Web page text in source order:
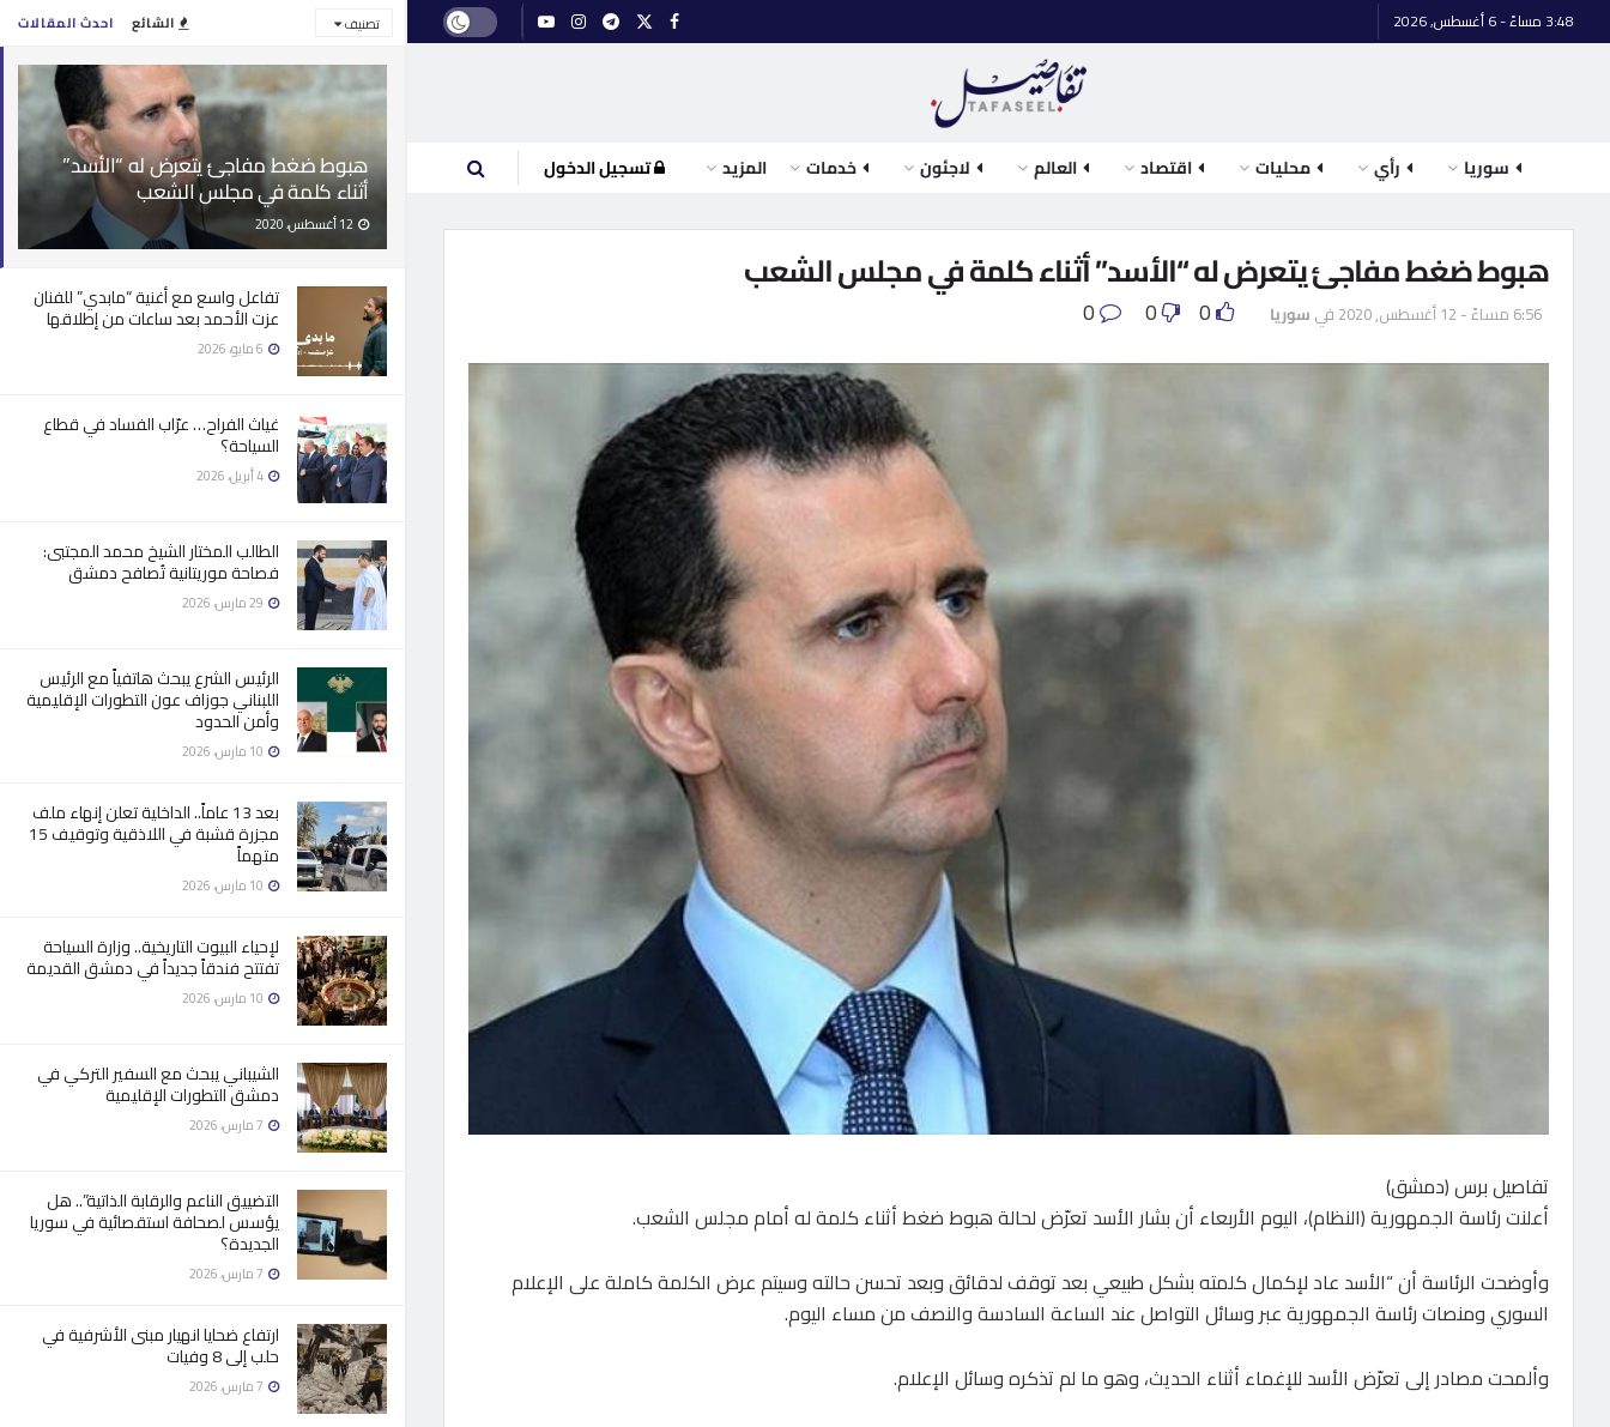
احدث المقالات الشائع تصنيف
هبوط ضغط مفاجئ يتعرض له “الأسد”
أثناء كلمة في مجلس الشعب
تفاعل واسع مع أغنية “مابدي” للفنان
عزت الأحمد بعد ساعات من إطلاقها
غياث الفراح… عرّاب الفساد في قطاع
السياحة؟
الطالب المختار الشيخ محمد المجتبى:
فصاحة موريتانية تُصافح دمشق
الرئيس الشرع يبحث هاتفياً مع الرئيس
اللبناني جوزاف عون التطورات الإقليمية
وأمن الحدود
بعد 13 عاماً.. الداخلية تعلن إنهاء ملف
مجزرة قشبة في اللاذقية وتوقيف 15
متهماً
لإحياء البيوت التاريخية.. وزارة السياحة
تفتتح فندقاً جديداً في دمشق القديمة
الشيباني يبحث مع السفير التركي في
دمشق التطورات الإقليمية
التضييق الناعم والرقابة الذاتية”.. هل
يؤسس لصحافة استقصائية في سوريا
الجديدة؟
ارتفاع ضحايا انهيار مبنى الأشرفية في
حلب إلى 8 وفيات
3:48 مساءً - 6 أغسطس, 2026
سوريا رأي محليات اقتصاد العالم لاجئون خدمات المزيد تسجيل الدخول
هبوط ضغط مفاجئ يتعرض له “الأسد” أثناء كلمة في مجلس الشعب
6:56 مساءً - 12 أغسطس, 2020 في سوريا 0
0
تفاصيل برس (دمشق)
أعلنت رئاسة الجمهورية (النظام)، اليوم الأربعاء أن بشار الأسد تعرّض لحالة هبوط ضغط أثناء كلمة له أمام مجلس الشعب.
وأوضحت الرئاسة أن “الأسد عاد لإكمال كلمته بشكل طبيعي بعد توقف لدقائق وبعد تحسن حالته وسيتم عرض الكلمة كاملة على الإعلام
السوري ومنصات رئاسة الجمهورية عبر وسائل التواصل عند الساعة السادسة والنصف من مساء اليوم.
وألمحت مصادر إلى تعرّض الأسد للإغماء أثناء الحديث، وهو ما لم تذكره وسائل الإعلام.